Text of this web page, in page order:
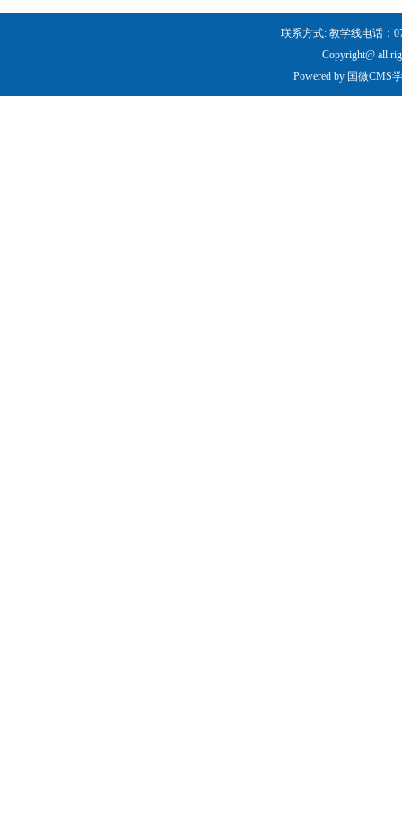
联系方式: 教学线电话：
Copyright@ all
Powered by 国微CMS